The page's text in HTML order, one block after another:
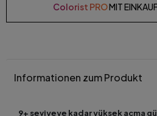
Colorist PROMIT
Informationen zum Produkt
9+ seviyeye kadar yüksek açma